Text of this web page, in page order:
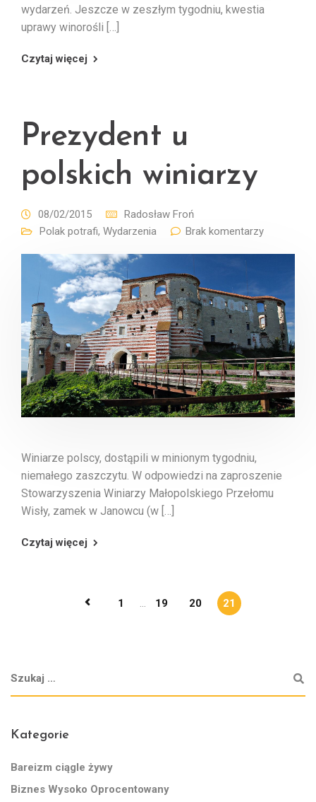
wydarzeń. Jeszcze w zeszłym tygodniu, kwestia
uprawy winorośli […]
Czytaj więcej
Prezydent u
polskich winiarzy
08/02/2015
Radosław Froń
Polak potrafi, Wydarzenia Brak komentarzy
Winiarze polscy, dostąpili w minionym tygodniu,
niemałego zaszczytu. W odpowiedzi na zaproszenie
Stowarzyszenia Winiarzy Małopolskiego Przełomu
Wisły, zamek w Janowcu (w […]
Czytaj więcej
1 ... 19 20 21
Kategorie
Bareizm ciągle żywy
Biznes Wysoko Oprocentowany